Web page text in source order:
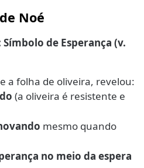
Noé
de Esperança (v.
a folha de oliveira, revelou:
(a oliveira é resistente e
mesmo quando
no meio da espera